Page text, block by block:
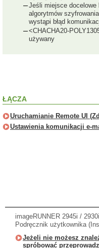
Jeśli miejsce docelowe
algorytmów
wystąpi błąd
<CHACHA20-
używany
ŁĄCZA
Uruchamianie Remote UI
Ustawienia komunikacji e-
imageRUNNER 2945i /
Podręcznik użytkownika
Jeżeli nie możesz
spróbować